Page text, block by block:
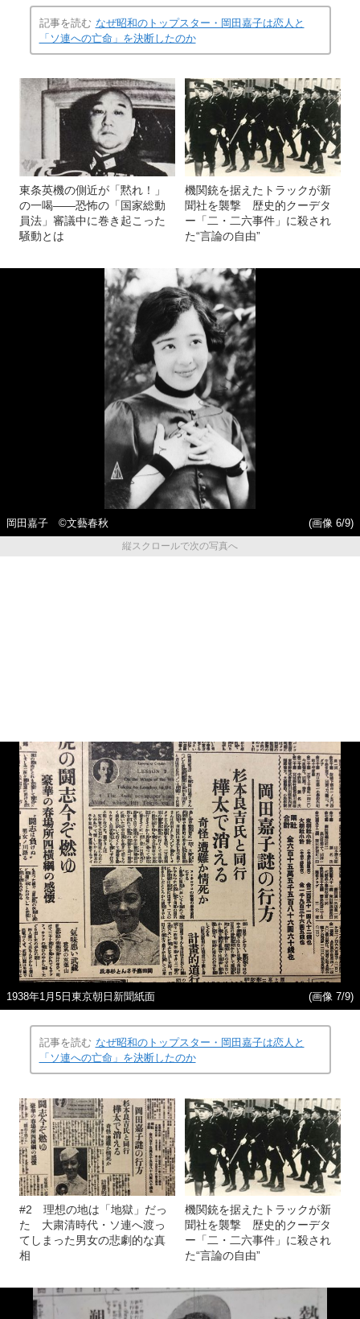
記事を読む なぜ昭和のトップスター・岡田嘉子は恋人と
「ソ連への亡命」を決断したのか
東条英機の側近が「黙れ！」
の一喝――恐怖の「国家総動
員法」審議中に巻き起こった
騒動とは
機関銃を据えたトラックが新
聞社を襲撃 歴史的クーデタ
ー「二・二六事件」に殺され
た“言論の自由”
岡田嘉子 ©文藝春秋
(画像 6/9)
縦スクロールで次の写真へ
1938年1月5日東京朝日新聞紙面 (画像 7/9)
記事を読む なぜ昭和のトップスター・岡田嘉子は恋人と
「ソ連への亡命」を決断したのか
#2 理想の地は「地獄」だっ
た 大粛清時代・ソ連へ渡っ
てしまった男女の悲劇的な真
相
機関銃を据えたトラックが新
聞社を襲撃 歴史的クーデタ
ー「二・二六事件」に殺され
た“言論の自由”